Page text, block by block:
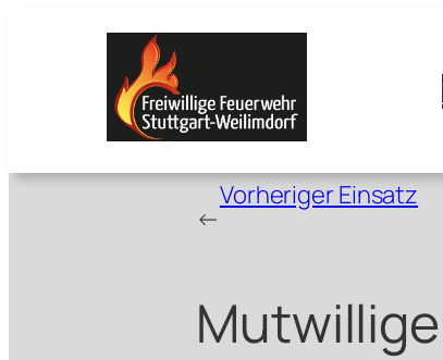
←
Vorheriger Einsatz